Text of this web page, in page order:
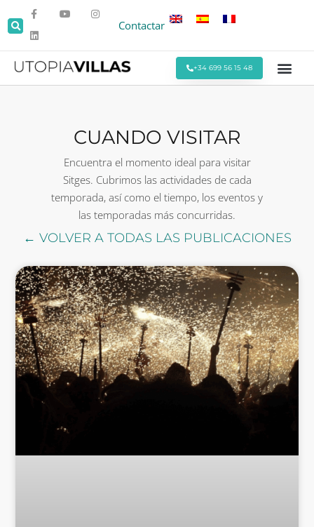
Contactar
+34 699 56 15 48
CUANDO VISITAR
Encuentra el momento ideal para visitar
Sitges. Cubrimos las actividades de cada
temporada, así como el tiempo, los eventos y
las temporadas más concurridas.
← VOLVER A TODAS LAS PUBLICACIONES